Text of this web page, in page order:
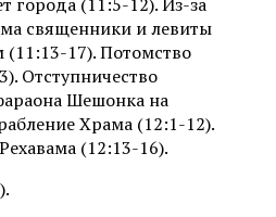
священники и левиты
(11:13-17). Потомство
Отступничество
Шешонка на
Храма (12:1-12).
(12:13-16).